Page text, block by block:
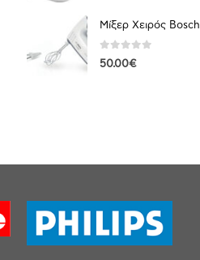
0out of 5
50.00€